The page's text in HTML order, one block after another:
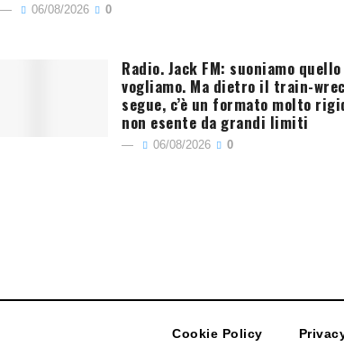
06/08/2026 0
Radio. Jack FM: suoniamo
vogliamo. Ma dietro il train-
segue, c’è un formato molto
non esente da grandi limiti
06/08/2026 0
Cookie Policy